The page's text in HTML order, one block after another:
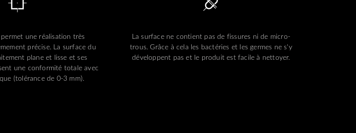
une réalisation très
précise. La surface du
plane et lisse et ses
une conformité totale avec
(tolérance de 0-3 mm).
La surface ne contient pas de fissures ni de micro-
trous. Grâce à cela les bactéries et les germes ne s'y
développent pas et le produit est facile à nettoyer.